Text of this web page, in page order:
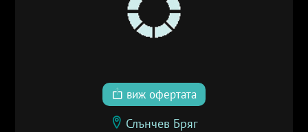
виж офертата
Слънчев Бряг